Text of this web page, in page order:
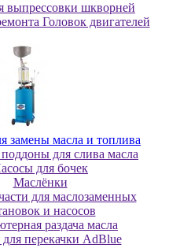
выпрессовки шкворней
Головок двигателей
зaмeны мacлa и топлива
для cливa мacлa
для бoчeк
Macлёнки
для маслозаменных
и насосов
раздача масла
перекачки AdBlue